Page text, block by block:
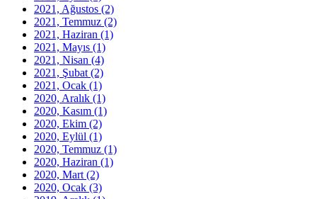
2021, Ağustos (2)
2021, Temmuz (2)
2021, Haziran (1)
2021, Mayıs (1)
2021, Nisan (4)
2021, Şubat (2)
2021, Ocak (1)
2020, Aralık (1)
2020, Kasım (1)
2020, Ekim (2)
2020, Eylül (1)
2020, Temmuz (1)
2020, Haziran (1)
2020, Mart (2)
2020, Ocak (3)